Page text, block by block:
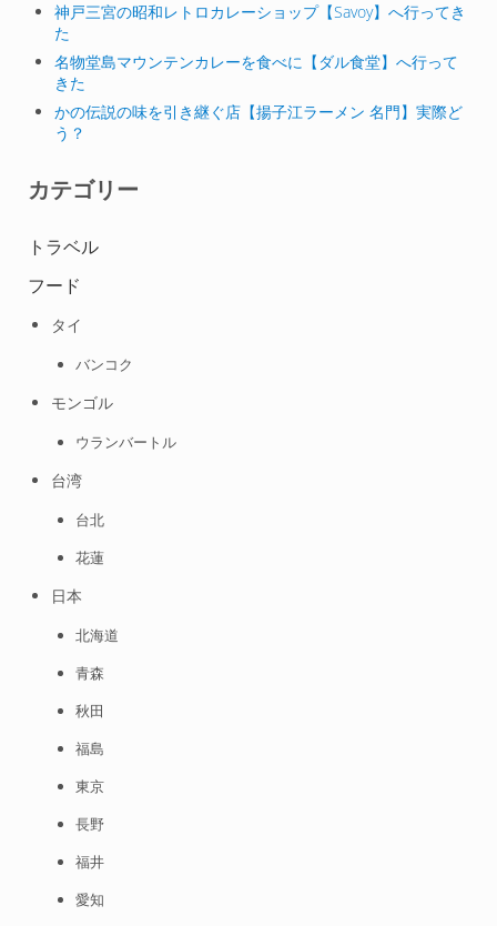
神戸三宮の昭和レトロカレーショップ【Savoy】へ行ってき
た
名物堂島マウンテンカレーを食べに【ダル食堂】へ行って
きた
かの伝説の味を引き継ぐ店【揚子江ラーメン 名門】実際ど
う？
カテゴリー
トラベル
フード
タイ
バンコク
モンゴル
ウランバートル
台湾
台北
花蓮
日本
北海道
青森
秋田
福島
東京
長野
福井
愛知